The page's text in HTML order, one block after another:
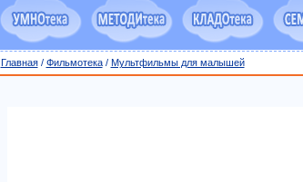
Главная/ Фильмотека/ Мультфильмы для малышей